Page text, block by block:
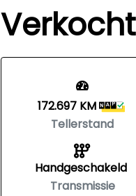
Verkocht
172.697 KM
Tellerstand
Handgeschakeld
Transmissie